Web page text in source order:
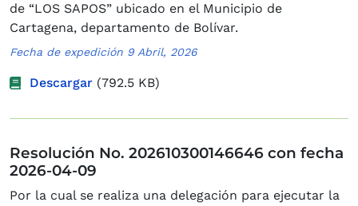
de “LOS SAPOS” ubicado en el Municipio de
Cartagena, departamento de Bolívar.
Fecha de expedición 9 Abril, 2026
Descargar (792.5 KB)
Resolución No. 202610300146646 con fecha
2026-04-09
Por la cual se realiza una delegación para ejecutar la